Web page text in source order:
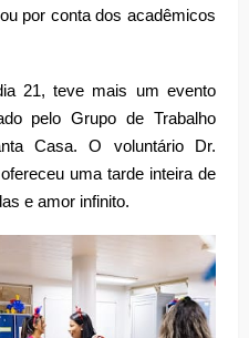
por conta dos acadêmicos
21, teve mais um evento
pelo Grupo de Trabalho
Casa. O voluntário Dr.
uma tarde inteira de
e amor infinito.